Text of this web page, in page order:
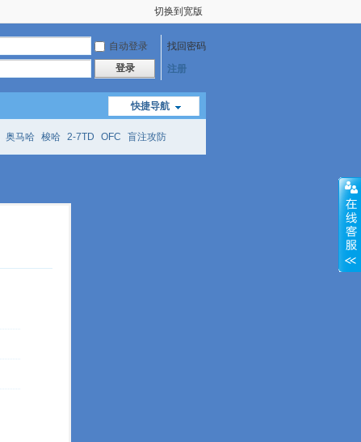
切换到宽版
自动登录
找回密码
登录 注册
快捷导航
奥马哈 梭哈 2-7TD OFC 盲注攻防